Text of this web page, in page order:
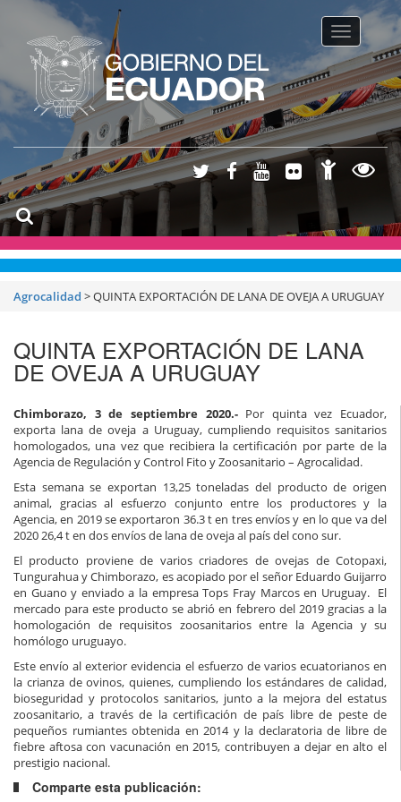
Toggle
Agrocalidad >QUINTA EXPORTACIÓN DE LANA DE OVEJA A URUGUAY
QUINTA EXPORTACIÓN DE LANA
DE OVEJA A URUGUAY
Chimborazo, 3 de septiembre 2020.- Por quinta vez Ecuador,
exporta lana de oveja a Uruguay, cumpliendo requisitos sanitarios
homologados, una vez que recibiera la certificación por parte de la
Agencia de Regulación y Control Fito y Zoosanitario – Agrocalidad.
Esta semana se exportan 13,25 toneladas del producto de origen
animal, gracias al esfuerzo conjunto entre los productores y la
Agencia, en 2019 se exportaron 36.3 t en tres envíos y en lo que va del
2020 26,4 t en dos envíos de lana de oveja al país del cono sur.
El producto proviene de varios criadores de ovejas de Cotopaxi,
Tungurahua y Chimborazo, es acopiado por el señor Eduardo Guijarro
en Guano y enviado a la empresa Tops Fray Marcos en Uruguay. El
mercado para este producto se abrió en febrero del 2019 gracias a la
homologación de requisitos zoosanitarios entre la Agencia y su
homólogo uruguayo.
Este envío al exterior evidencia el esfuerzo de varios ecuatorianos en
la crianza de ovinos, quienes, cumpliendo los estándares de calidad,
bioseguridad y protocolos sanitarios, junto a la mejora del estatus
zoosanitario, a través de la certificación de país libre de peste de
pequeños rumiantes obtenida en 2014 y la declaratoria de libre de
fiebre aftosa con vacunación en 2015, contribuyen a dejar en alto el
prestigio nacional.
Comparte esta publicación: